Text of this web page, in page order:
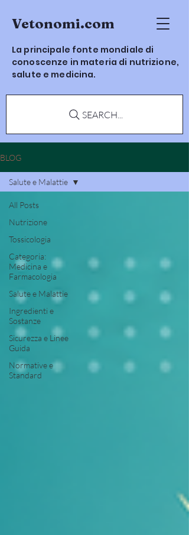
Vetonomi.com
La principale fonte mondiale di
conoscenze in materia di nutrizione,
salute e medicina.
SEARCH...
BLOG
All Posts
Nutrizione
Tossicologia
Categoria:
Medicina e
Farmacologia
Salute e Malattie
Ingredienti e
Sostanze
Sicurezza e Linee
Guida
Normative e
Standard
Salute e Malattie